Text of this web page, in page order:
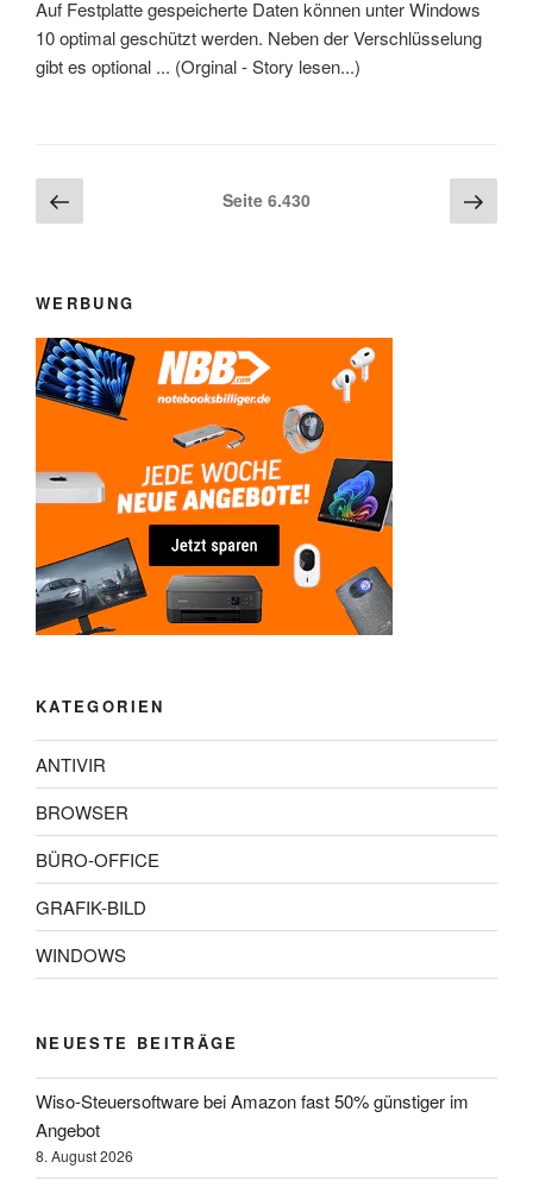
Auf Festplatte gespeicherte Daten können unter Windows
10 optimal geschützt werden. Neben der Verschlüsselung
gibt es optional ... (Orginal - Story lesen...)
Beitragsnavigation
Seite
Seite 6.430
Seite
WERBUNG
KATEGORIEN
ANTIVIR
BROWSER
BÜRO-OFFICE
GRAFIK-BILD
WINDOWS
NEUESTE BEITRÄGE
Wiso-Steuersoftware bei Amazon fast 50% günstiger im
Angebot
8. August 2026